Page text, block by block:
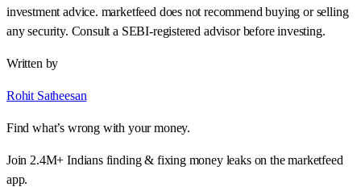
investment advice. marketfeed does not recommend buying or selling
any security. Consult a SEBI-registered advisor before investing.
Written by
Rohit Satheesan
Find what’s wrong with your money.
Join 2.4M+ Indians finding & fixing money leaks on the marketfeed
app.